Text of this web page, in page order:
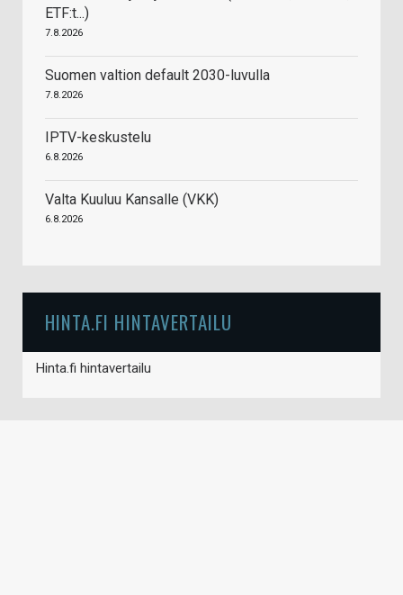
ETF:t...)
7.8.2026
Suomen valtion default 2030-luvulla
7.8.2026
IPTV-keskustelu
6.8.2026
Valta Kuuluu Kansalle (VKK)
6.8.2026
HINTA.FI HINTAVERTAILU
Hinta.fi hintavertailu